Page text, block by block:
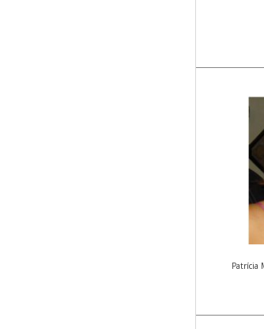
Patrícia